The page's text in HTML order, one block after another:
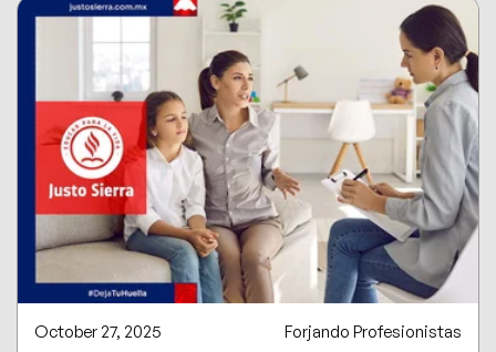
October 27, 2025 Forjando Profesionistas